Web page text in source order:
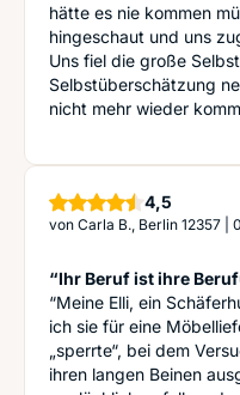
hätte es nie kommen
hingeschaut und uns
Uns fiel die große
Selbstüberschätzung
nicht mehr wieder
4,5
von Carla B., Berlin 12357
“Ihr Beruf ist ihre
“Meine Elli, ein
ich sie für eine
„sperrte“, bei dem
ihren langen Beinen